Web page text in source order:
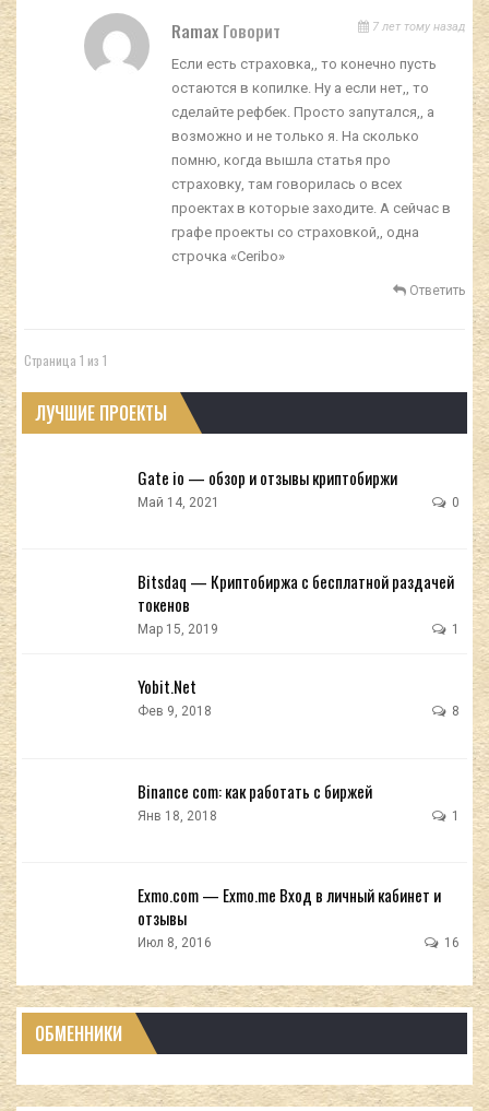
Ramax Говорит 7 лет тому назад
Если есть страховка,, то конечно пусть
остаются в копилке. Ну а если нет,, то
сделайте рефбек. Просто запутался,, а
возможно и не только я. На сколько
помню, когда вышла статья про
страховку, там говорилась о всех
проектах в которые заходите. А сейчас в
графе проекты со страховкой,, одна
строчка «Ceribo»
Ответить
Страница 1 из 1
ЛУЧШИЕ ПРОЕКТЫ
Gate io — обзор и отзывы криптобиржи
Май 14, 2021 0
Bitsdaq — Криптобиржа с бесплатной раздачей
токенов
Мар 15, 2019 1
Yobit.Net
Фев 9, 2018 8
Binance com: как работать с биржей
Янв 18, 2018 1
Exmo.com — Exmo.me Вход в личный кабинет и
отзывы
Июл 8, 2016 16
ОБМЕННИКИ